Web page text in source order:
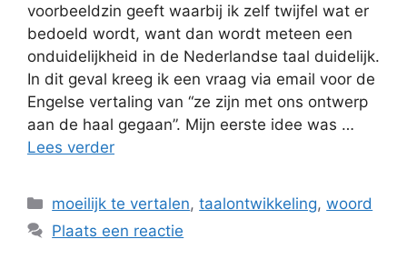
voorbeeldzin geeft waarbij ik zelf twijfel wat er
bedoeld wordt, want dan wordt meteen een
onduidelijkheid in de Nederlandse taal duidelijk.
In dit geval kreeg ik een vraag via email voor de
Engelse vertaling van “ze zijn met ons ontwerp
aan de haal gegaan”. Mijn eerste idee was …
Lees verder
Categorieën
moeilijk te vertalen,taalontwikkeling,woord
Plaats een reactie